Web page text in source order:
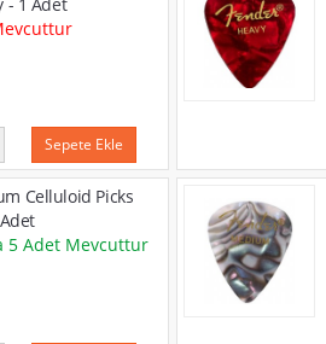
Sepete Ekle
Celluloid Picks
5 Adet Mevcuttur